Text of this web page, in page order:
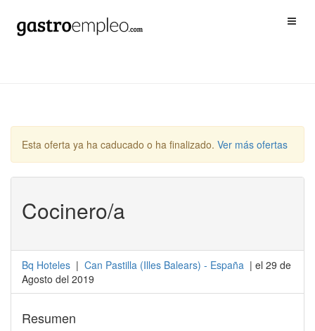
Esta oferta ya ha caducado o ha finalizado. Ver más ofertas
Cocinero/a
Bq Hoteles | Can Pastilla (Illes Balears) - España | el 29 de
Agosto del 2019
Resumen